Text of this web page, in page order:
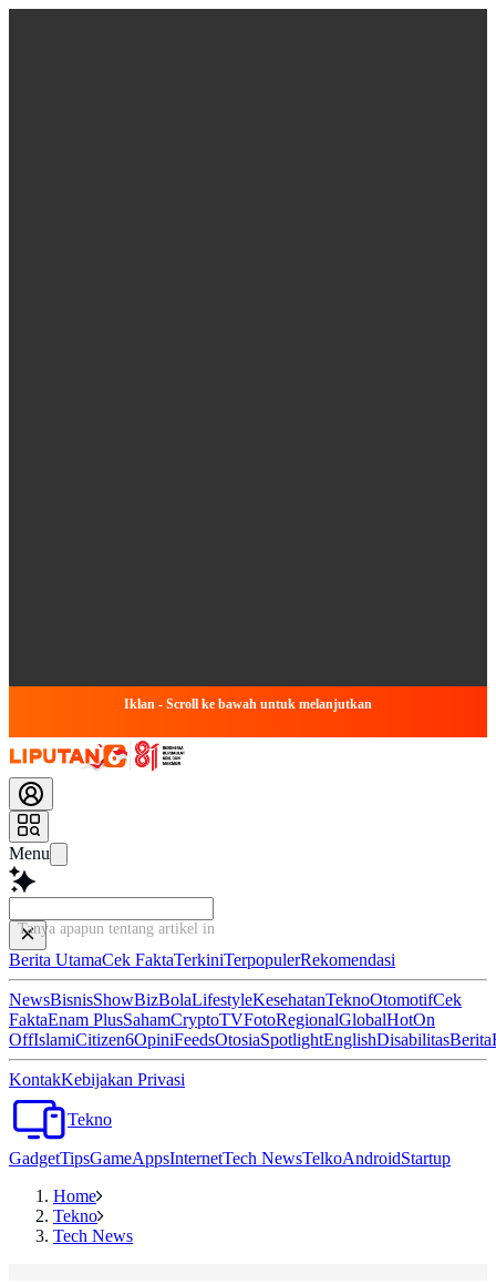
Iklan - Scroll ke bawah untuk melanjutkan
Menu
Tanya apapun tentang artikel ini...
Berita UtamaCek FaktaTerkiniTerpopulerRekomendasi
NewsBisnisShowBizBolaLifestyleKesehatanTeknoOtomotifCek
FaktaEnam PlusSahamCryptoTVFotoRegionalGlobalHotOn
OffIslamiCitizen6OpiniFeedsOtosiaSpotlightEnglishDisabilitasBerita
KontakKebijakan Privasi
Tekno
GadgetTipsGameAppsInternetTech NewsTelkoAndroidStartup
Home
Tekno
Tech News